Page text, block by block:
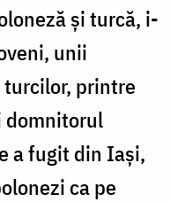
și turcă, i-
unii
printre
domnitorul
a fugit din Iași,
ca pe